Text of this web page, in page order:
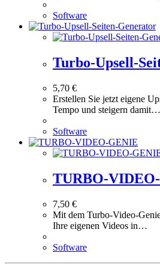
Software
Turbo-Upsell-
5,70 €
Erstellen Sie jetzt eigene
Tempo und steigern damit…
Software
TURBO-
7,50 €
Mit dem Turbo-Video-
Ihre eigenen Videos in…
Software